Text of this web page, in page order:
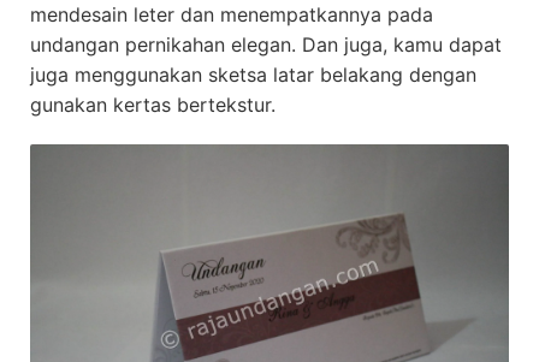
mendesain leter dan menempatkannya pada
undangan pernikahan elegan. Dan juga, kamu dapat
juga menggunakan sketsa latar belakang dengan
gunakan kertas bertekstur.